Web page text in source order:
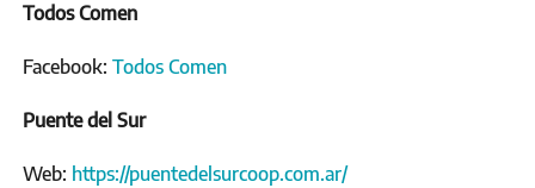
Todos Comen
Facebook: Todos Comen
Puente del Sur
Web: https://puentedelsurcoop.com.ar/